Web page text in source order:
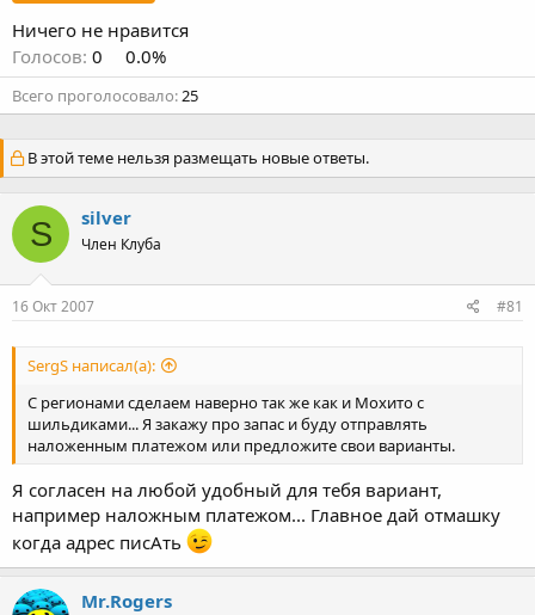
Ничего не нравится
Голосов: 0 0.0%
Всего проголосовало 25
В этой теме нельзя размещать новые ответы.
S silver
Член Клуба
16 Окт 2007 #81
SergS написал(а):
С регионами сделаем наверно так же как и Мохито с
шильдиками... Я закажу про запас и буду отправлять
наложенным платежом или предложите свои варианты.
Я согласен на любой удобный для тебя вариант,
например наложным платежом... Главное дай отмашку
когда адрес писАть
Mr.Rogers